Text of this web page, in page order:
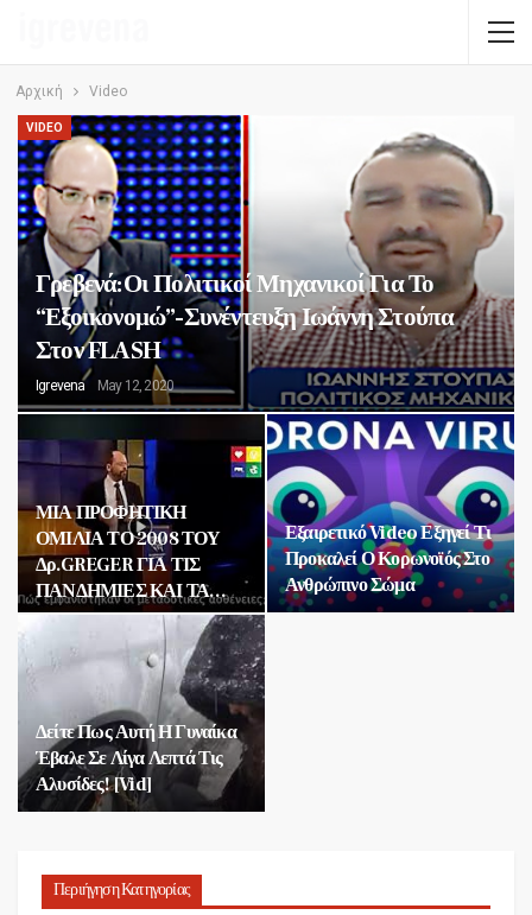
Αρχική Video
VIDEO
Γρεβενά:Οι Πολιτικοί Μηχανικοί Για Το
“Εξοικονομώ”-Συνέντευξη Ιωάννη Στούπα
Στον FLASH
Igrevena May 12, 2020
ΜΙΑ ΠΡΟΦΗΤΙΚΗ
ΟΜΙΛΙΑ ΤΟ 2008 ΤΟΥ
Δρ.GREGER ΓΙΑ ΤΙΣ
ΠΑΝΔΗΜΙΕΣ ΚΑΙ ΤΑ…
Εξαιρετικό Video Εξηγεί Τι
Προκαλεί Ο Κορωνοϊός Στο
Ανθρώπινο Σώμα
Δείτε Πως Αυτή Η Γυναίκα
Έβαλε Σε Λίγα Λεπτά Τις
Αλυσίδες! [vid]
Περιήγηση Κατηγορίας